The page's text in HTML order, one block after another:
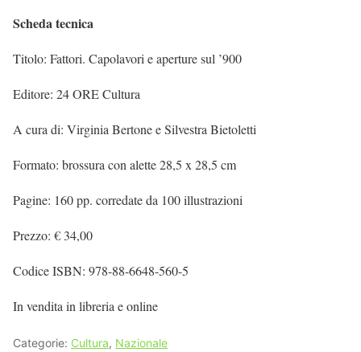
Scheda tecnica
Titolo: Fattori. Capolavori e aperture sul ’900
Editore: 24 ORE Cultura
A cura di: Virginia Bertone e Silvestra Bietoletti
Formato: brossura con alette 28,5 x 28,5 cm
Pagine: 160 pp. corredate da 100 illustrazioni
Prezzo: € 34,00
Codice ISBN: 978-88-6648-560-5
In vendita in libreria e online
Categorie: Cultura, Nazionale